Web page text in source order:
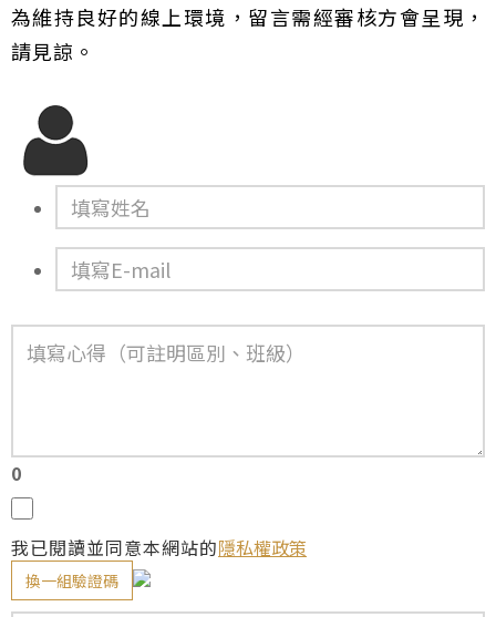
為維持良好的線上環境，留言需經審核方會呈現，
請見諒。
0
我已閱讀並同意本網站的隱私權政策
換一組驗證碼